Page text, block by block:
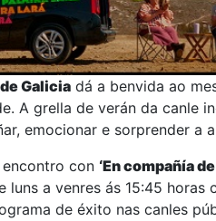
Galicia dá a benvida ao
A grella de verán da canle
emocionar e sorprender a
con ‘En compañía
luns a venres ás 15:45
de éxito nas canles